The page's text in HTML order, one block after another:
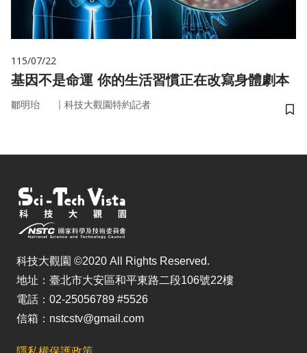
115/07/22
基因不是命運 你的生活習慣正在改寫身體劇本
鄒明珆 ｜ 科技大觀園特約記者
儲
科技大觀園 ©2020 All Rights Reserved.
地址：臺北市大安區和平東路二段106號22樓
電話：02-25056789 #5526
信箱：nstcstv@gmail.com